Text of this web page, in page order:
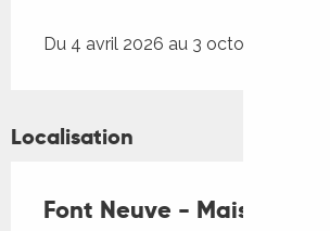
Du 4 avril 2026 au 3 octobre 2026
Localisation
Font Neuve - Maison